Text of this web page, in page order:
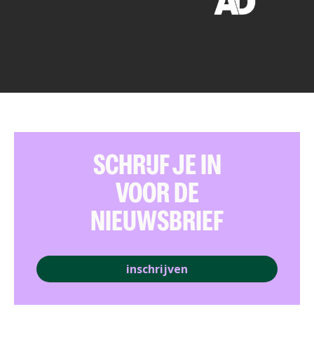
SCHRIJF JE IN
VOOR DE
NIEUWSBRIEF
inschrijven